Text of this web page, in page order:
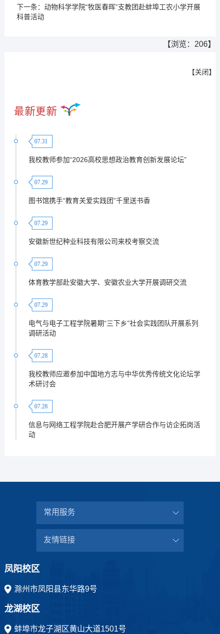
下一条： 动物科学学院“牧医春晖”支教团赴蚌埠工农小学开展
科普活动
【浏览： 206】
【关闭】
07.31
我校教师参加“2026高校思想政治教育创新发展论坛”
07.29
图书馆携手“教育关爱实践团”千里送书香
07.29
安徽新世纪种业科技有限公司来校考察交流
07.29
体育教学部赴安徽大学、安徽农业大学开展调研交流
07.29
电气与电子工程学院暑期“三下乡”社会实践团队开展系列
调研活动
07.28
我校教师应邀参加中国地方志与中华优秀传统文化论坛学
术研讨会
07.28
信息与网络工程学院赴合肥开展产学研合作与访企拓岗活
动
常用服务
友情链接
凤阳校区
滁州市凤阳县东华路9号
龙湖校区
蚌埠市龙子湖区黄山大道1501号